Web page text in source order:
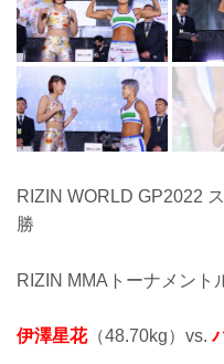
RIZIN WORLD GP2022
勝
RIZIN MMAトーナメント
伊澤星花（48.70kg）vs.